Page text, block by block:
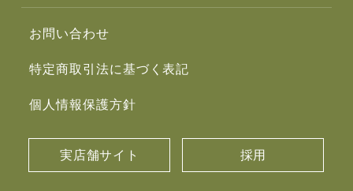
お問い合わせ
特定商取引法に基づく表記
個人情報保護方針
実店舗サイト 採用